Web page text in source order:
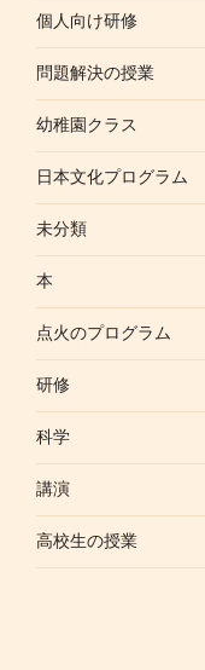
個人向け研修
問題解決の授業
幼稚園クラス
日本文化プログラム
未分類
本
点火のプログラム
研修
科学
講演
高校生の授業